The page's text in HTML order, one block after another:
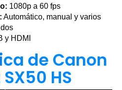
1080p a 60 fps
Automático, manual y varios
y HDMI
de Canon
HS